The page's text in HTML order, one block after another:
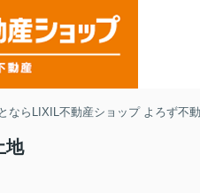
ならLIXIL不動産ショップ よろず不
地